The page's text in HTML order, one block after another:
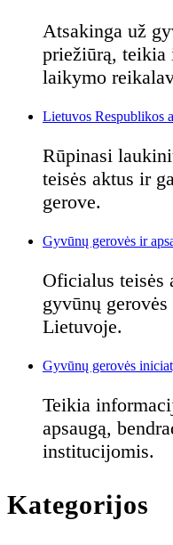
Atsakinga už
priežiūrą, teikia
laikymo
Lietuvos Respublikos
Rūpinasi
teisės aktus ir
gerove.
Gyvūnų gerovės ir
Oficialus teisės
gyvūnų
Lietuvoje.
Gyvūnų gerovės
Teikia
apsaugą,
institucijomis.
Kategorijos